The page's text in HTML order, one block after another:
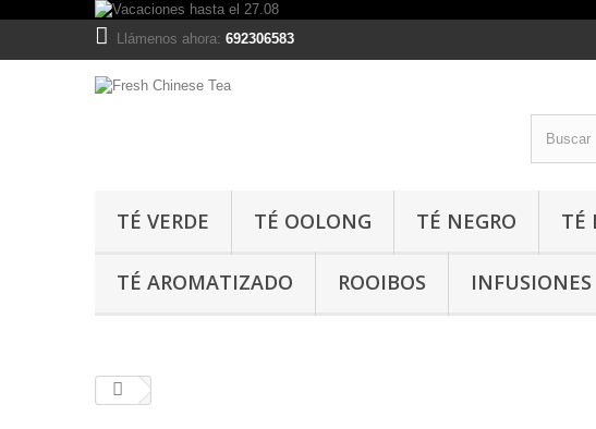
Llámenos ahora: 692306583
TÉ VERDE TÉ OOLONG TÉ NEGRO TÉ
TÉ AROMATIZADO ROOIBOS INFUSIONES